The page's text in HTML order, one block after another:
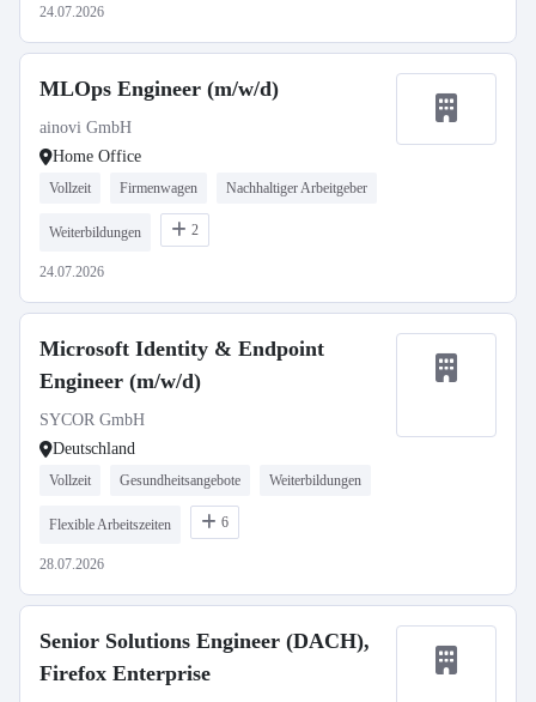
24.07.2026
MLOps Engineer (m/w/d)
ainovi GmbH
Home Office
Vollzeit Firmenwagen Nachhaltiger Arbeitgeber
Weiterbildungen 2
24.07.2026
Microsoft Identity & Endpoint
Engineer (m/w/d)
SYCOR GmbH
Deutschland
Vollzeit Gesundheitsangebote Weiterbildungen
Flexible Arbeitszeiten 6
28.07.2026
Senior Solutions Engineer (DACH),
Firefox Enterprise